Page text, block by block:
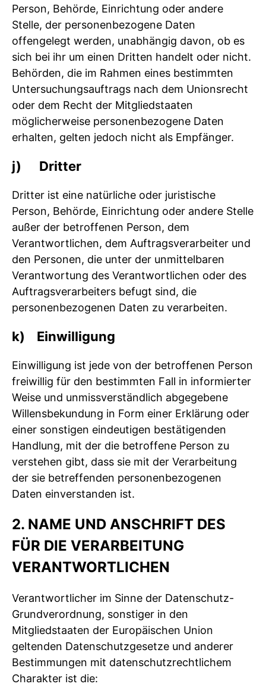
Person, Behörde, Einrichtung oder andere
Stelle, der personenbezogene Daten
offengelegt werden, unabhängig davon, ob es
sich bei ihr um einen Dritten handelt oder nicht.
Behörden, die im Rahmen eines bestimmten
Untersuchungsauftrags nach dem Unionsrecht
oder dem Recht der Mitgliedstaaten
möglicherweise personenbezogene Daten
erhalten, gelten jedoch nicht als Empfänger.
j) Dritter
Dritter ist eine natürliche oder juristische
Person, Behörde, Einrichtung oder andere Stelle
außer der betroffenen Person, dem
Verantwortlichen, dem Auftragsverarbeiter und
den Personen, die unter der unmittelbaren
Verantwortung des Verantwortlichen oder des
Auftragsverarbeiters befugt sind, die
personenbezogenen Daten zu verarbeiten.
k) Einwilligung
Einwilligung ist jede von der betroffenen Person
freiwillig für den bestimmten Fall in informierter
Weise und unmissverständlich abgegebene
Willensbekundung in Form einer Erklärung oder
einer sonstigen eindeutigen bestätigenden
Handlung, mit der die betroffene Person zu
verstehen gibt, dass sie mit der Verarbeitung
der sie betreffenden personenbezogenen
Daten einverstanden ist.
2. NAME UND ANSCHRIFT DES
FÜR DIE VERARBEITUNG
VERANTWORTLICHEN
Verantwortlicher im Sinne der Datenschutz-
Grundverordnung, sonstiger in den
Mitgliedstaaten der Europäischen Union
geltenden Datenschutzgesetze und anderer
Bestimmungen mit datenschutzrechtlichem
Charakter ist die: